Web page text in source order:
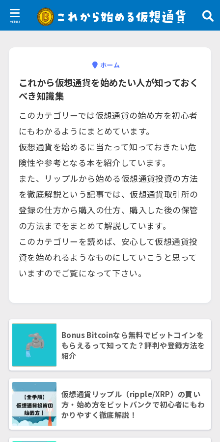
ホーム
これから仮想通貨を始めたい人が知っておく
べき知識集
このカテゴリーでは仮想通貨の始め方を初心者
にもわかるようにまとめています。
仮想通貨を始めるに当たって知っておきたい危
険性や参考となる本を紹介しています。
また、リップルから始める仮想通貨投資の方法
を徹底解説という記事では、仮想通貨取引所の
登録の仕方から購入の仕方、購入した後の保管
の方法までをまとめて解説しています。
このカテゴリーを読めば、安心して仮想通貨投
資を始めれるようなものにしていこうと思って
いますのでご覧になって下さい。
Bonus Bitcoinなら無料でビットコインを
もらえるって知ってた？評判や登録方法を
紹介
仮想通貨リップル（ripple/XRP）の買い
方・始め方をビットバンクで初心者にもわ
かりやすく徹底解説！